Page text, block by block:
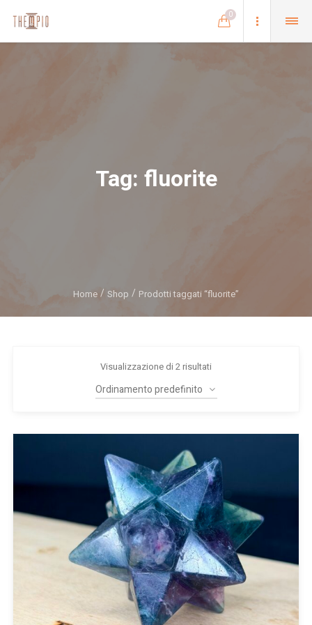
0
Tag: fluorite
Home Shop Prodotti taggati “fluorite”
Visualizzazione di 2 risultati